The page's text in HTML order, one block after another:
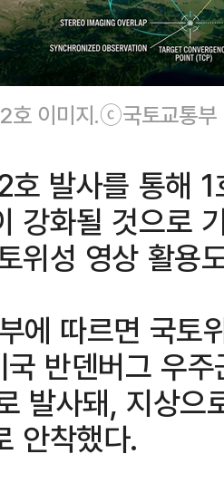
호 이미지.ⓒ국토교통부
발사를 통해
강화될 것으로
위성 영상 활용
에 따르면 국
반덴버그 우
발사돼, 지상
안착했다.